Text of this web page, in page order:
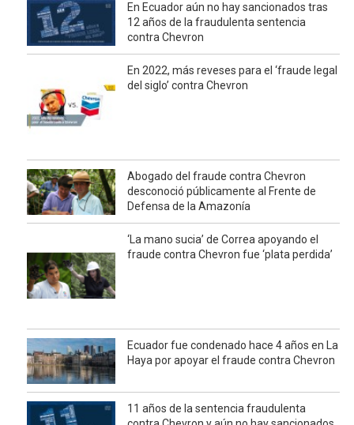
En Ecuador aún no hay sancionados tras
12 años de la fraudulenta sentencia
contra Chevron
En 2022, más reveses para el ‘fraude legal
del siglo’ contra Chevron
Abogado del fraude contra Chevron
desconoció públicamente al Frente de
Defensa de la Amazonía
‘La mano sucia’ de Correa apoyando el
fraude contra Chevron fue ‘plata perdida’
Ecuador fue condenado hace 4 años en La
Haya por apoyar el fraude contra Chevron
11 años de la sentencia fraudulenta